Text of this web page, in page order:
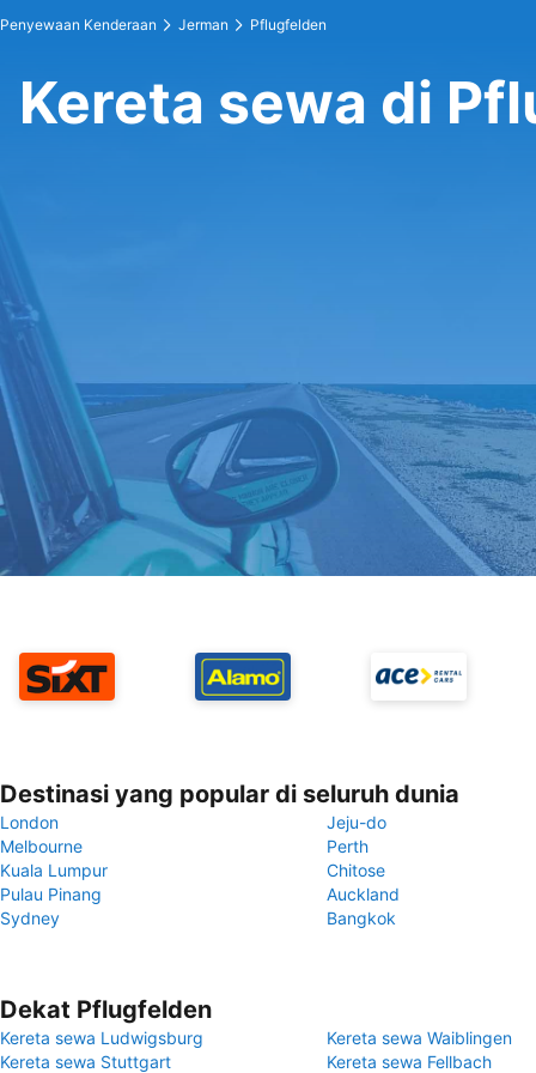
Penyewaan Kenderaan Jerman Pflugfelden
Kereta sewa di
Destinasi yang popular di seluruh dunia
London
Jeju-do
Melbourne
Perth
Kuala Lumpur
Chitose
Pulau Pinang
Auckland
Sydney
Bangkok
Dekat Pflugfelden
Kereta sewa Ludwigsburg
Kereta sewa Waiblingen
Kereta sewa Stuttgart
Kereta sewa Fellbach